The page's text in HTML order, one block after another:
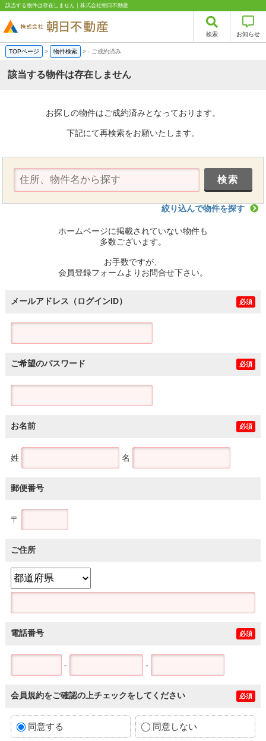
該当する物件は存在しません｜株式会社朝日不動産
検索 お知らせ
TOPページ > 物件検索 >- ご成約済み
該当する物件は存在しません
お探しの物件はご成約済みとなっております。
下記にて再検索をお願いたします。
絞り込んで物件を探す
ホームページに掲載されていない物件も
多数ございます。
お手数ですが、
会員登録フォームよりお問合せ下さい。
メールアドレス（ログインID） 必須
ご希望のパスワード 必須
お名前 必須
姓 名
郵便番号
〒
ご住所
電話番号 必須
- -
会員規約をご確認の上チェックをしてください 必須
同意する 同意しない